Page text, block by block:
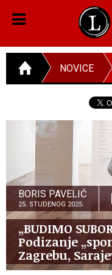
NOVICE
BORIS PAVELIĆ
25. STUDENOG 2025.
„BUDIMO
Podizanje
Zagrebu,